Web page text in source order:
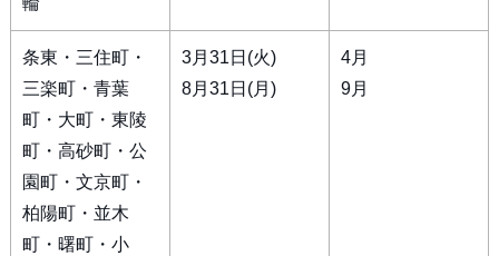
条東・三住町・
三楽町・青葉
町・大町・東陵
町・高砂町・公
園町・文京町・
柏陽町・並木
町・曙町・小
3月31日(火)
8月31日(月)
4月
9月